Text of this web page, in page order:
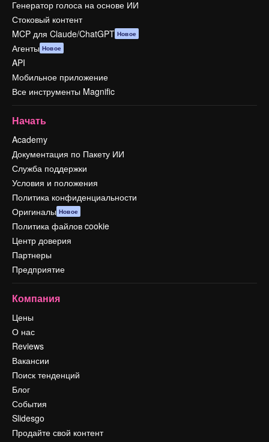
Генератор голоса на основе ИИ
Стоковый контент
MCP для Claude/ChatGPT Новое
Агенты Новое
API
Мобильное приложение
Все инструменты Magnific
Начать
Academy
Документация по Пакету ИИ
Служба поддержки
Условия и положения
Политика конфиденциальности
Оригиналы Новое
Политика файлов cookie
Центр доверия
Партнеры
Предприятие
Компания
Цены
О нас
Reviews
Вакансии
Поиск тенденций
Блог
События
Slidesgo
Продайте свой контент